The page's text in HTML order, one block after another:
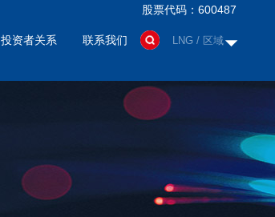
投资者关系 联系我们 LNG / 区域
股票代码：600487